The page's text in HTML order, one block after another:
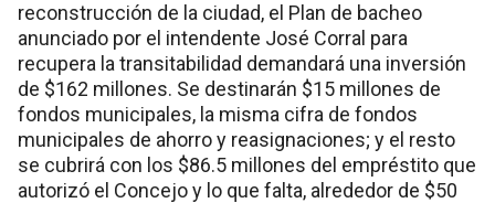
reconstrucción de la ciudad, el Plan de bacheo
anunciado por el intendente José Corral para
recupera la transitabilidad demandará una inversión
de $162 millones. Se destinarán $15 millones de
fondos municipales, la misma cifra de fondos
municipales de ahorro y reasignaciones; y el resto
se cubrirá con los $86.5 millones del empréstito que
autorizó el Concejo y lo que falta, alrededor de $50